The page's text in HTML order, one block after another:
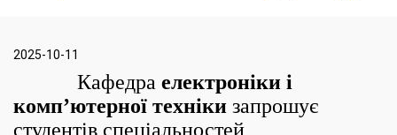
2025-10-11
Кафедра електроніки і
комп’ютерної техніки запрошує
студентів спеціальностей